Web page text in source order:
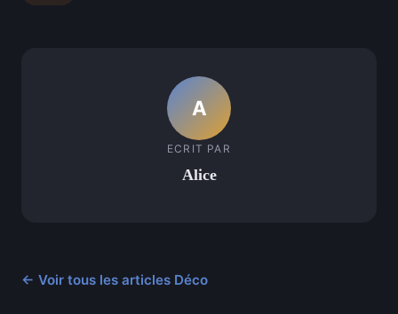
A
ECRIT PAR
Alice
← Voir tous les articles Déco